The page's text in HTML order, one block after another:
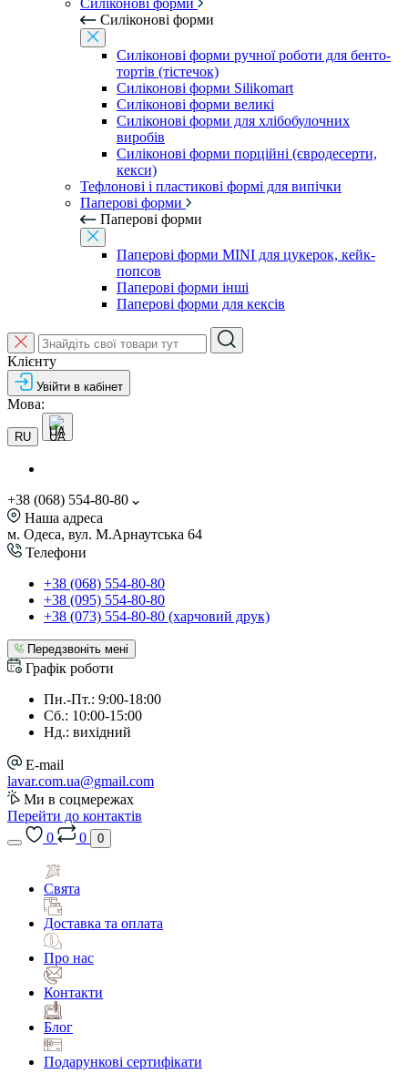
Силіконові форми
Силіконові форми
Силіконові форми ручної роботи для бенто-
тортів (тістечок)
Силіконові форми Silikomart
Силіконові форми великі
Силіконові форми для хлібобулочних
виробів
Силіконові форми порційні (євродесерти,
кекси)
Тефлонові і пластикові формі для випічки
Паперові форми
Паперові форми
Паперові форми MINI для цукерок, кейк-
попсов
Паперові форми інші
Паперові форми для кексів
Клієнту
Увійти в кабінет
Мова:
RU UA
+38 (068) 554-80-80
Наша адреса
м. Одеса, вул. М.Арнаутська 64
Телефони
+38 (068) 554-80-80
+38 (095) 554-80-80
+38 (073) 554-80-80 (харчовий друк)
Передзвоніть мені
Графік роботи
Пн.-Пт.: 9:00-18:00
Сб.: 10:00-15:00
Нд.: вихідний
E-mail
lavar.com.ua@gmail.com
Ми в соцмережах
Перейти до контактів
0
0 0
Свята
Доставка та оплата
Про нас
Контакти
Блог
Подарункові сертифікати